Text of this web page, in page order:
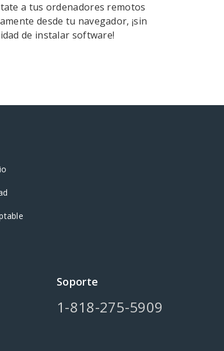
a tus ordenadores remotos
desde tu navegador, ¡sin
de instalar software!
Soporte
1-818-275-5909